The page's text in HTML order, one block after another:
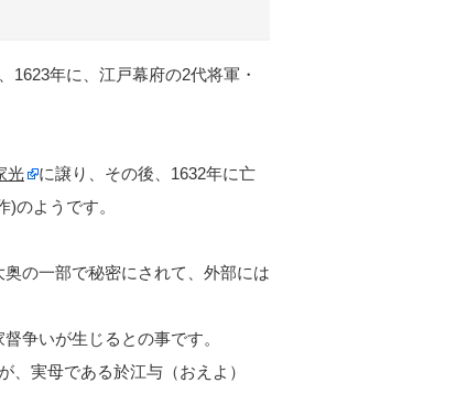
1623年に、江戸幕府の2代将軍・
光
に譲り、その後、1632年に亡
のようです。
の一部で秘密にされて、外部には
争いが生じるとの事です。
実母である於江与（おえよ）